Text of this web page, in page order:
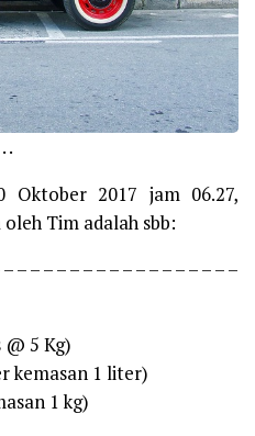
.
Oktober 2017 jam 06.27,
Tim adalah sbb:
– – – – – – – – – – – – – – – – –
@ 5 Kg)
kemasan 1 liter)
1 kg)